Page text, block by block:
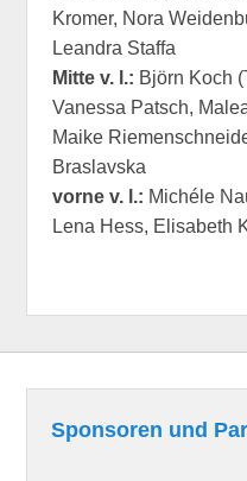
Kromer, Nora
Leandra Staffa
Mitte v. l.: Björn Koch
Vanessa Patsch,
Maike
Braslavska
vorne v. l.: Michéle
Lena Hess, Elisabeth
Sponsoren und